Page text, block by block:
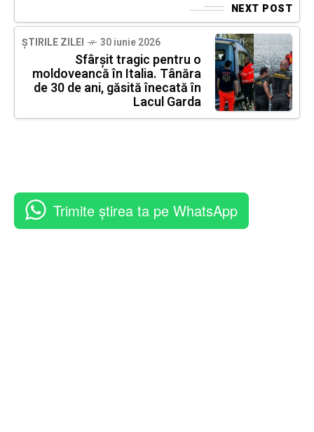
NEXT POST
ȘTIRILE ZILEI 30 iunie 2026
Sfârșit tragic pentru o
moldoveancă în Italia. Tânăra
de 30 de ani, găsită înecată în
Lacul Garda
Trimite știrea ta pe WhatsApp